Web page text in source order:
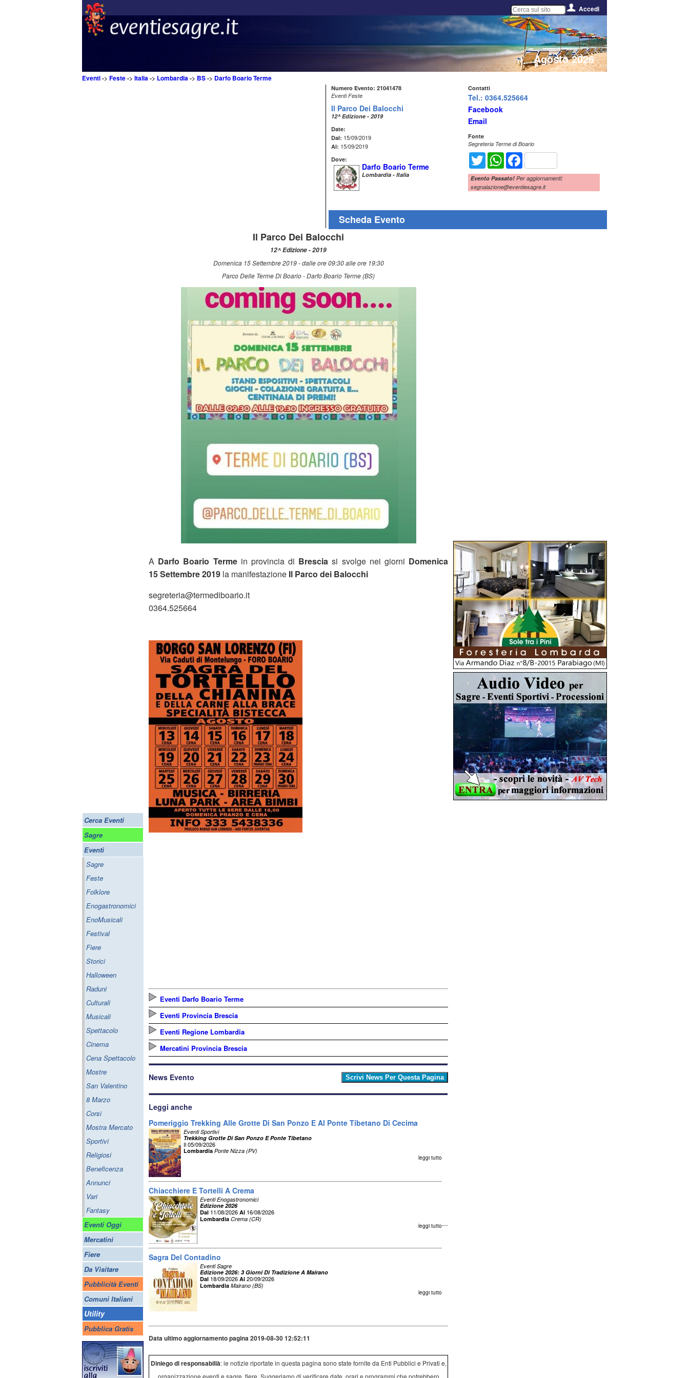
Accedi
Agosto 2026
Eventi-> Feste-> Italia-> Lombardia-> BS-> Darfo Boario Terme
Cerca Eventi
Sagre
Eventi
Sagre
Feste
Folklore
Enogastronomici
EnoMusicali
Festival
Fiere
Storici
Halloween
Raduni
Culturali
Musicali
Spettacolo
Cinema
Cena Spettacolo
Mostre
San Valentino
8 Marzo
Corsi
Mostra Mercato
Sportivi
Religiosi
Beneficenza
Annunci
Vari
Fantasy
Eventi Oggi
Mercatini
Fiere
Da Visitare
Pubblicità Eventi
Comuni Italiani
Utility
Pubblica Gratis
Numero Evento: 21041478
Eventi Feste
Il Parco Dei Balocchi
12^ Edizione - 2019
Date:
Dal: 15/09/2019
Al: 15/09/2019
Dove:
Darfo Boario Terme
Lombardia - Italia
Contatti
Tel.: 0364.525664
Facebook
Email
Fonte
Segreteria Terme di Boario
Twitter WhatsAppFacebook
Evento Passato! Per aggiornamenti:
segnalazione@eventiesagre.it
Scheda Evento
Il Parco Dei Balocchi
12^ Edizione - 2019
Domenica 15 Settembre 2019 - dalle ore 09:30 alle ore 19:30
Parco Delle Terme Di Boario - Darfo Boario Terme (BS)
A Darfo Boario Termein provincia di Brescia si svolge nei giorni Domenica
15 Settembre 2019 la manifestazione Il Parco dei Balocchi
segreteria@termediboario.it
0364.525664
Eventi Darfo Boario Terme
Eventi Provincia Brescia
Eventi Regione Lombardia
Mercatini Provincia Brescia
News Evento
Leggi anche
Pomeriggio Trekking Alle Grotte Di San Ponzo E Al Ponte Tibetano Di Cecima
Eventi Sportivi
Trekking Grotte Di San Ponzo E Ponte Tibetano
Il 05/09/2026
Lombardia Ponte Nizza (PV)
leggi tutto
Chiacchiere E Tortelli A Crema
Eventi Enogastronomici
Edizione 2026
Dal 11/08/2026 Al 16/08/2026
Lombardia Crema (CR)
leggi tutto
Sagra Del Contadino
Eventi Sagre
Edizione 2026: 3 Giorni Di Tradizione A Mairano
Dal 18/09/2026 Al 20/09/2026
Lombardia Mairano (BS)
leggi tutto
Data ultimo aggiornamento pagina 2019-08-30 12:52:11
Diniego di responsabilià: le notizie riportate in questa pagina sono state fornite da Enti Pubblici e Privati e,
organizzazione eventi e sagre, fiere. Suggeriamo di verificare date, orari e programmi che potrebbero